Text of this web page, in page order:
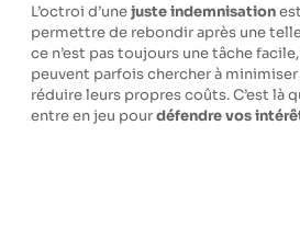
L’octroi d’unejuste indemnisation
permettre de rebondir après une
ce n’est pas toujours une tâche
peuvent parfois chercher à
réduire leurs propres coûts. C’est là
entre en jeu pourdéfendre vos